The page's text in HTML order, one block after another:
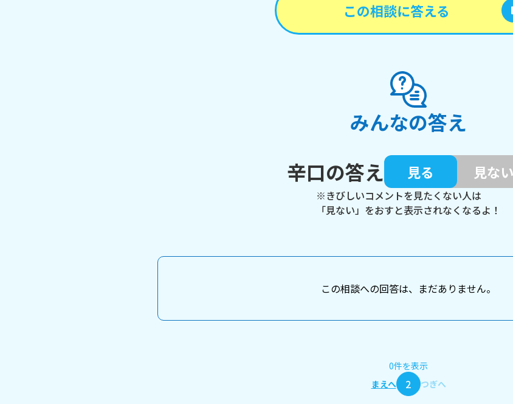
この相談に答える
みんなの答え
辛口の答え
見る 見ない
※きびしいコメントを見たくない人は
「見ない」をおすと表示されなくなるよ！
この相談への回答は、まだありません。
0件を表示
まえへ
2 つぎへ